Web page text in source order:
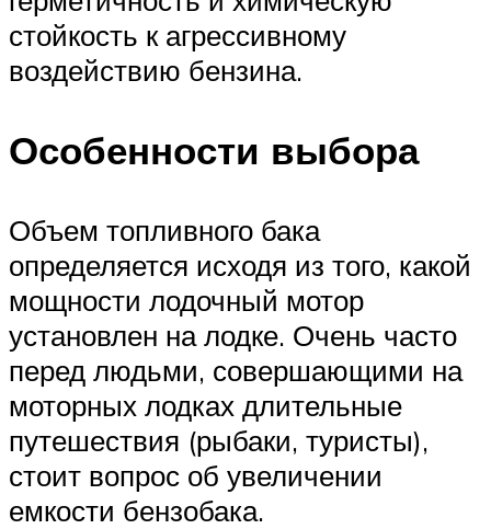
стойкость к агрессивному
воздействию бензина.
Особенности выбора
Объем топливного бака
определяется исходя из того, какой
мощности лодочный мотор
установлен на лодке. Очень часто
перед людьми, совершающими на
моторных лодках длительные
путешествия (рыбаки, туристы),
стоит вопрос об увеличении
емкости бензобака.